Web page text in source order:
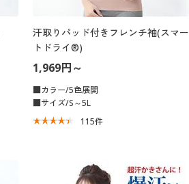
汗取りパッド付きフレンチ袖(スマー
トドライ®)
1,969円～
■カラー/5色展開
■サイズ/S～5L
115件